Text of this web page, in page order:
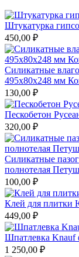
Штукатурка
450,00 ₽
Силикатные
495х80х248 мм
130,00 ₽
Пескобетон
320,00 ₽
Силикатные
полнотелая
100,00 ₽
Клей для
449,00 ₽
Шпатлевка Knauf
1 250,00 ₽